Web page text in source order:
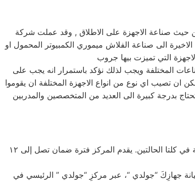
من حيث صناعة الاجهزة على الاطلاق , وقد عملت شركة
الى صناعة الفلاش ميموري الكمبيوتر المحمول او
المختلفة ويجب لذلك نؤكد باستمرار انه يجب على
ان تصيب اي نوع من انواع الاجهزة المختلفة ان يقوموا
بدرجة كبيرة الى العديد من المتخصصين والمدربين
يقوم المركز الرئيسي في الشرقية بصيانة جميع أجهزة “جولدي ” الموجودة في فترة الضمان أو خارجها، وعلى الزبائن دفع رسوم خدمة الصيانة في كلتا الحالتين. يقدم المركز فترة ضمان تصل إلى ١٢
جهازِكَ “جولدي “، عبر مركزِ “جولدي ” الرئيسي في